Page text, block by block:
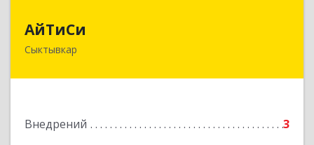
АйТиСи
Сыктывкар
Внедрений 3
167000, Коми Респ, Сыктывкар г, Ленина ул,